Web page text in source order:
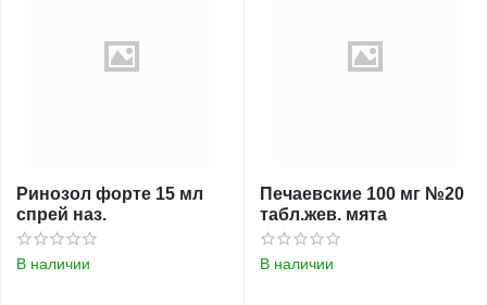
Ринозол форте 15 мл
спрей наз.
В наличии
Печаевские 100 мг №20
табл.жев. мята
В наличии